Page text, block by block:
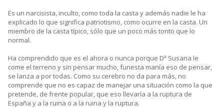
Es un narcisista, inculto, como toda la casta y además nadie le ha
explicado lo que significa patriotismo, como ocurre en la casta. Un
miembro de la casta típico, sólo que un poco más tonto que lo
normal.
Ha comprendido que es el ahora o nunca porque Dª Susana le
come el terreno y sin pensar mucho, funesta manía eso de pensar,
se lanza a por todas. Como su cerebro no da para más, no
comprende que no es capaz de manejar una situación como la que
pretende, de frente popular, que eso llevaría a la ruptura de
España y a la ruina o a la ruina y la ruptura.